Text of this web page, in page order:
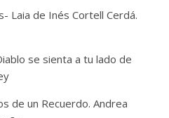
Laia de Inés Cortell Cerdá.
se sienta a tu lado de
de un Recuerdo. Andrea